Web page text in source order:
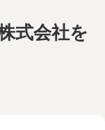
式会社を